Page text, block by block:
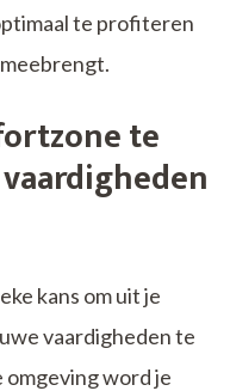
te profiteren
te
kans om uit je
vaardigheden te
word je